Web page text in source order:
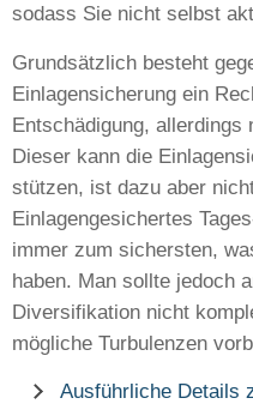
sodass Sie nicht selbst
Grundsätzlich besteht
Einlagensicherung ein
Entschädigung, allerdings
Dieser kann die
stützen, ist dazu aber
Einlagengesichertes
immer zum sichersten,
haben. Man sollte jedoch
Diversifikation nicht
mögliche Turbulenzen
Ausführliche Details